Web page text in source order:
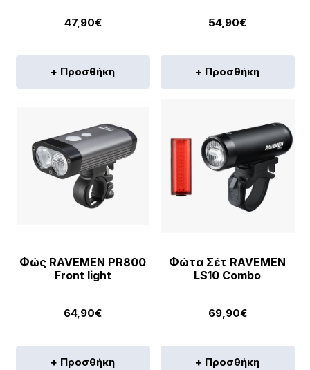
47,90€
+ Προσθήκη
54,90€
+ Προσθήκη
Φώς RAVEMEN PR800
Front light
64,90€
+ Προσθήκη
Φώτα Σέτ RAVEMEN
LS10 Combo
69,90€
+ Προσθήκη